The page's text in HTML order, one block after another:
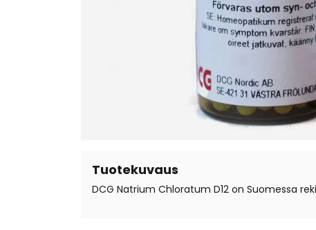
Tuotekuvaus
DCG Natrium Chloratum D12 on Suomessa